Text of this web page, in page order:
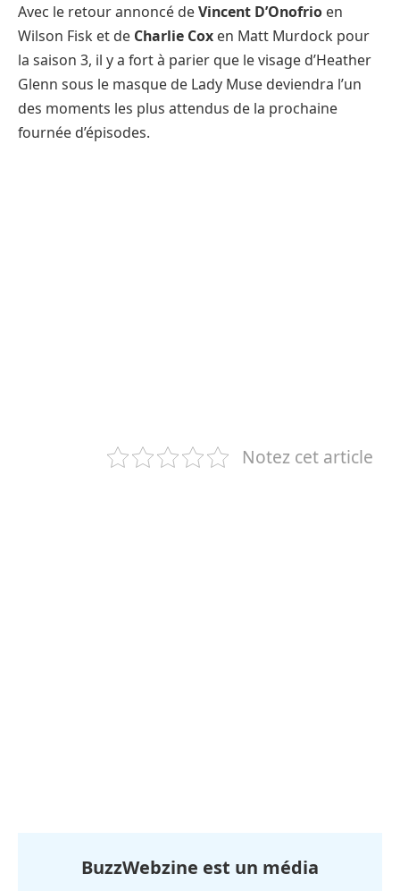
Avec le retour annoncé deVincent D’Onofrio en
Wilson Fisk et de Charlie Cox en Matt Murdock pour
la saison 3, il y a fort à parier que le visage d’Heather
Glenn sous le masque de Lady Muse deviendra l’un
des moments les plus attendus de la prochaine
fournée d’épisodes.
Notez cet article
BuzzWebzine est un média